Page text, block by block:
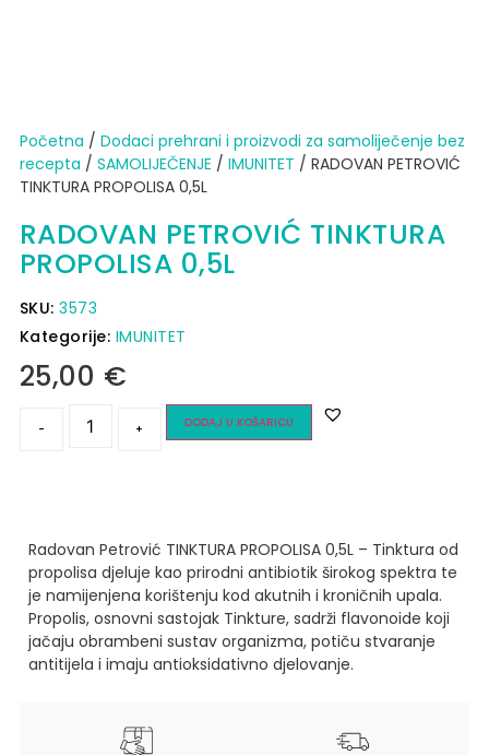
Početna / Dodaci prehrani i proizvodi za samoliječenje bez
recepta / SAMOLIJEČENJE / IMUNITET / RADOVAN PETROVIĆ
TINKTURA PROPOLISA 0,5L
RADOVAN PETROVIĆ TINKTURA
PROPOLISA 0,5L
SKU:3573
Kategorije: IMUNITET
25,00 €
- + DODAJ U KOŠARICU
Radovan Petrović TINKTURA PROPOLISA 0,5L – Tinktura od
propolisa djeluje kao prirodni antibiotik širokog spektra te
je namijenjena korištenju kod akutnih i kroničnih upala.
Propolis, osnovni sastojak Tinkture, sadrži flavonoide koji
jačaju obrambeni sustav organizma, potiču stvaranje
antitijela i imaju antioksidativno djelovanje.